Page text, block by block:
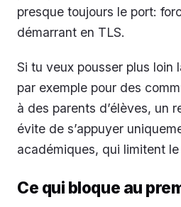
presque toujours le port:
démarrant en TLS.
Si tu veux pousser plus loin
par exemple pour des
à des parents d’élèves, un
évite de s’appuyer
académiques, qui limitent
Ce qui bloque au